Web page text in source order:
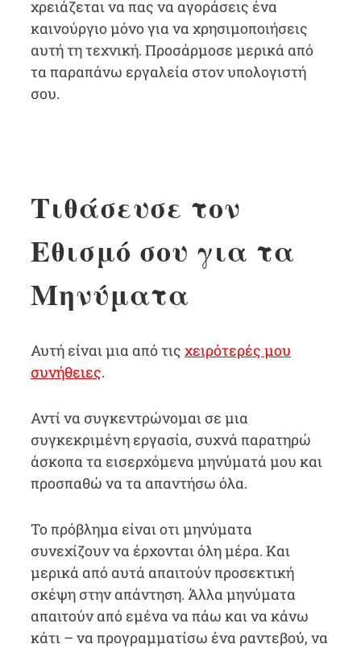
χρειάζεται να πας να αγοράσεις ένα
καινούργιο μόνο για να χρησιμοποιήσεις
αυτή τη τεχνική. Προσάρμοσε μερικά από
τα παραπάνω εργαλεία στον υπολογιστή
σου.
Τιθάσευσε τον
Εθισμό σου για τα
Μηνύματα
Αυτή είναι μια από τις χειρότερές μου
συνήθειες.
Αντί να συγκεντρώνομαι σε μια
συγκεκριμένη εργασία, συχνά παρατηρώ
άσκοπα τα εισερχόμενα μηνύματά μου και
προσπαθώ να τα απαντήσω όλα.
Το πρόβλημα είναι οτι μηνύματα
συνεχίζουν να έρχονται όλη μέρα. Και
μερικά από αυτά απαιτούν προσεκτική
σκέψη στην απάντηση. Άλλα μηνύματα
απαιτούν από εμένα να πάω και να κάνω
κάτι – να προγραμματίσω ένα ραντεβού, να